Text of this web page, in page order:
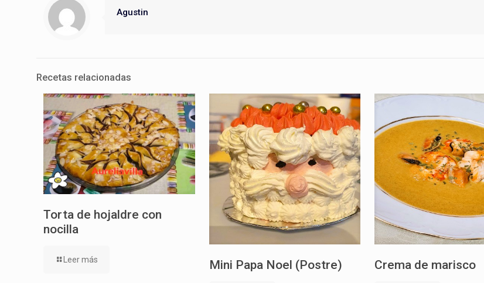
Agustin
Recetas relacionadas
Torta de hojaldre con
nocilla
Leer más Mini Papa Noel (Postre) Crema de marisco